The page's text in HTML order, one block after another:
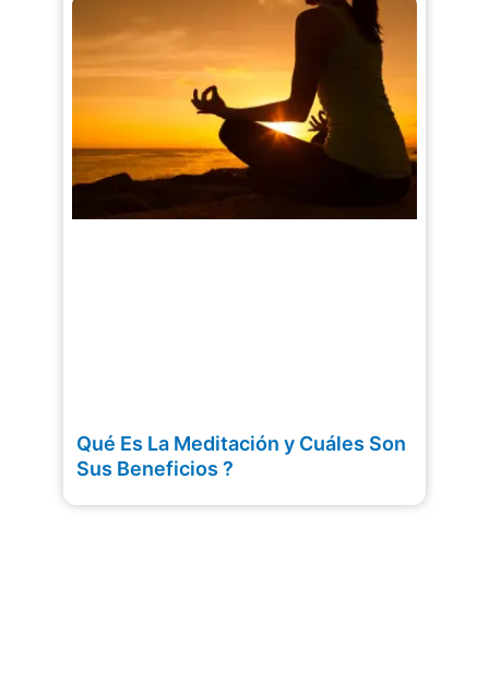
Qué Es La Meditación y Cuáles Son
Sus Beneficios ?